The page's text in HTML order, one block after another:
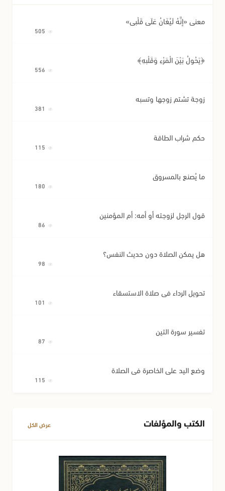
معنى «إِنَّهُ لَيُغَانُ عَلَى قَلْبِي»
﴿يَحُولُ بَيْنَ الْمَرْءِ وَقَلْبِهِ﴾
زوجة تشتم زوجها وتسبه
حكم شراب الطاقة
ما يُصنع بالمسروق
قول الرجل لزوجته أو أمه: أم المؤمنين
هل يمكن الصلاة دون حديث النفس؟
تحويل الرداء في صلاة الاستسقاء
تفسير سورة التين
وضع اليد على الخاصرة في الصلاة
الكتب والمؤلفات عرض الكل